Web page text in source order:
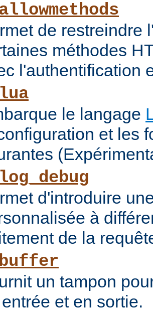
de restreindre
méthodes
l'authentification
le langage
et les
d'introduire
à
de la
un tampon
et en sortie.